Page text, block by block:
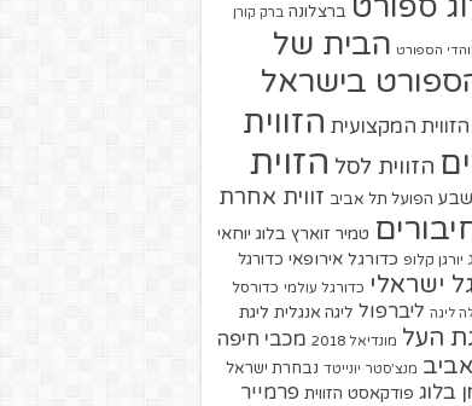
ספורט ברצלונה ברק קורן
הספורט הבית של
בישראל
הזווית המקצועית הזווית
הזווית לסל הזוית
הפועל תל אביב זווית אחרת
טמיר זוארץ בלוג יוחאי
יורגן קלופ כדורגל אירופאי כדורגל
ישראלי כדורגל עולמי כדורסל
ליגה ליברפול ליגה אנגלית ליגת
העל מונדיאל 2018 מכבי חיפה
מנצ'סטר יונייטד נבחרת ישראל
בלוג פודקאסט הזווית פרמייר